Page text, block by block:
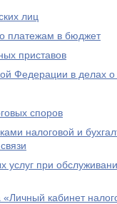
лиц
платежам в бюджет
приставов
Федерации в делах о
споров
налоговой и
при
кабинет